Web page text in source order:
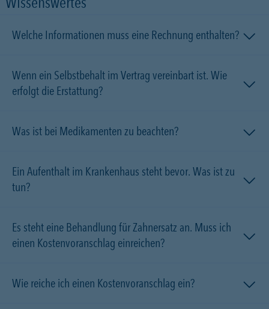
Welche Informationen muss eine Rechnung enthalten?
Wenn ein Selbstbehalt im Vertrag vereinbart ist. Wie
erfolgt die Erstattung?
Was ist bei Medikamenten zu beachten?
Ein Aufenthalt im Krankenhaus steht bevor. Was ist zu
tun?
Es steht eine Behandlung für Zahnersatz an. Muss ich
einen Kostenvoranschlag einreichen?
Wie reiche ich einen Kostenvoranschlag ein?